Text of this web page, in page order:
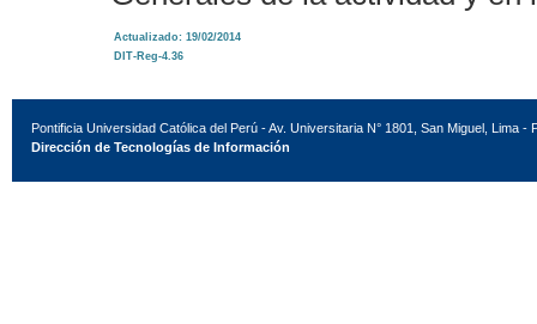
Actualizado: 19/02/2014
DIT-Reg-4.36
Pontificia Universidad Católica del Perú - Av. Universitaria N° 1801, San Miguel, Lima -
Dirección de Tecnologías de Información